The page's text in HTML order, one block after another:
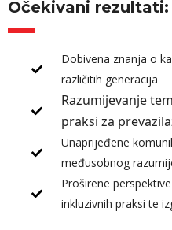
Očekivani rezultati:
Dobivena znanja o
različitih generacija
Razumijevanje
praksi za
Unaprijeđene
međusobnog
Proširene
inkluzivnih praksi te